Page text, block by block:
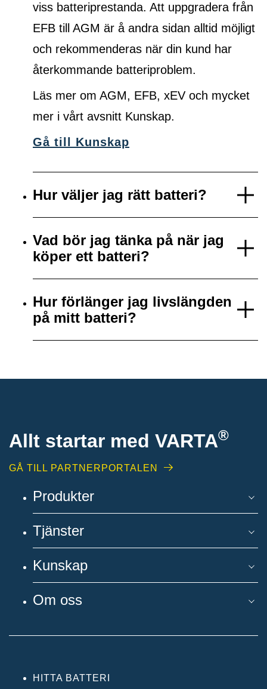
viss batteriprestanda. Att uppgradera från
EFB till AGM är å andra sidan alltid möjligt
och rekommenderas när din kund har
återkommande batteriproblem.
Läs mer om AGM, EFB, xEV och mycket
mer i vårt avsnitt Kunskap.
Gå till Kunskap
Hur väljer jag rätt batteri?
Vad bör jag tänka på när jag
köper ett batteri?
Hur förlänger jag livslängden
på mitt batteri?
Allt startar med VARTA®
GÅ TILL PARTNERPORTALEN
Produkter
Tjänster
Kunskap
Om oss
HITTA BATTERI